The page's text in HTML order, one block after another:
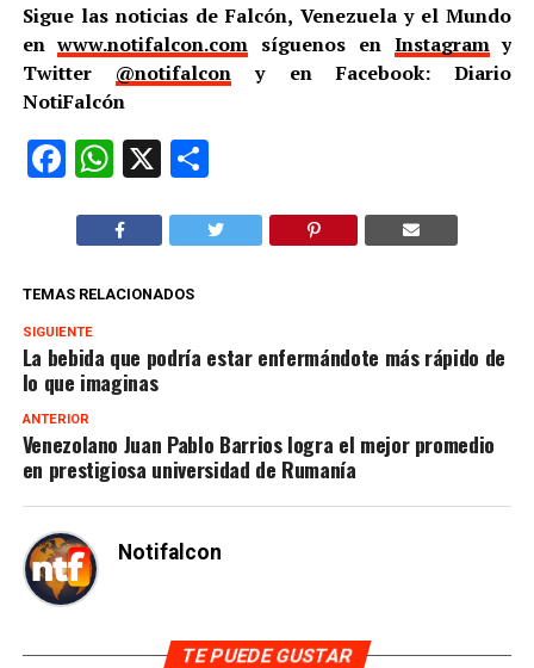
Sigue las noticias de Falcón, Venezuela y el Mundo
enwww.notifalcon.com síguenos en Instagramy
Twitter @notifalcon y en Facebook: Diario
NotiFalcón
Facebook
WhatsApp
X Compartir
TEMAS RELACIONADOS
SIGUIENTE
La bebida que podría estar enfermándote más rápido de
lo que imaginas
ANTERIOR
Venezolano Juan Pablo Barrios logra el mejor promedio
en prestigiosa universidad de Rumanía
Notifalcon
TE PUEDE GUSTAR